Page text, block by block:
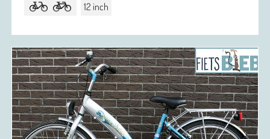
12 inch